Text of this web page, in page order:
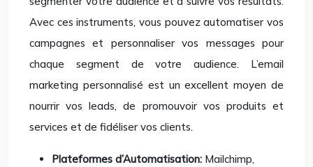
Avec ces instruments, vous pouvez automatiser vos
campagnes et personnaliser vos messages pour
chaque segment de votre audience. L’email
marketing personnalisé est un excellent moyen de
nourrir vos leads, de promouvoir vos produits et
services et de fidéliser vos clients.
Plateformes d’Automatisation: Mailchimp,